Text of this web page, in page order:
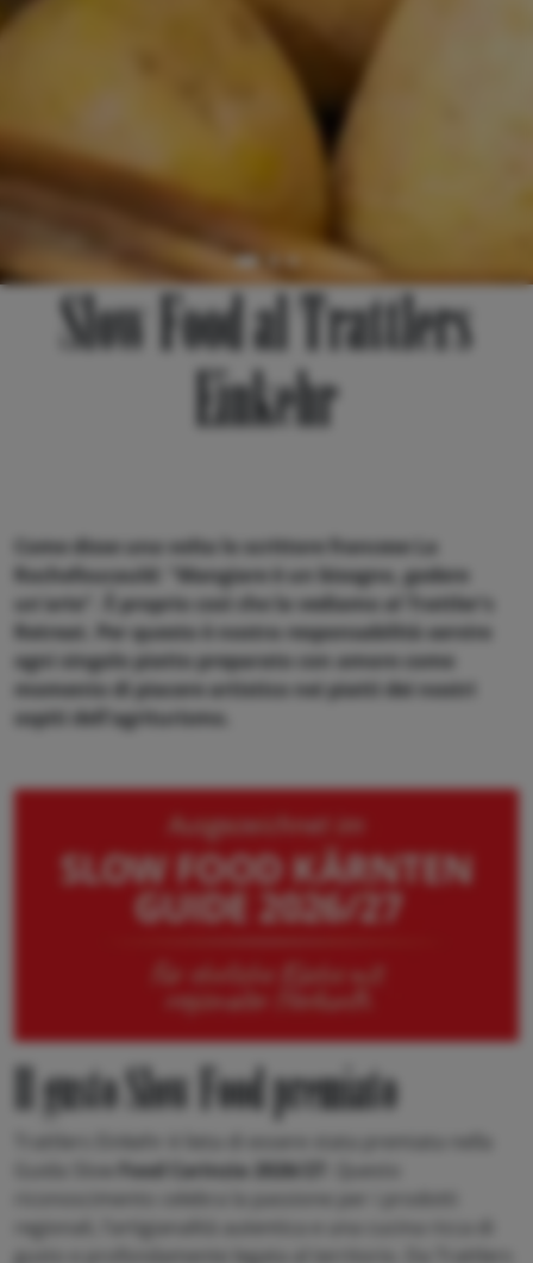
Slow Food al Trattlers
Einkehr
Come disse una volta lo scrittore francese La
Rochefoucauld: "Mangiare è un bisogno, godere
un'arte". È proprio così che la vediamo al Trattler's
Retreat. Per questo è nostra responsabilità servire
ogni singolo piatto preparato con amore come
momento di piacere artistico nei piatti dei nostri
ospiti dell'agriturismo.
Il gusto Slow Food premiato
Food Carinzia 2026/27